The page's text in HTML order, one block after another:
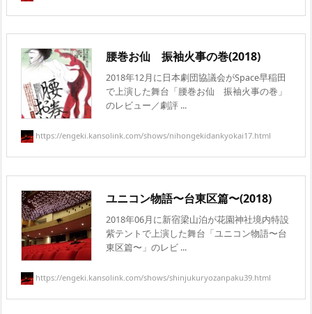
腰巻お仙 振袖火事の巻(2018)
2018年12月に日本劇団協議会がSpace早稲田
で上演した舞台「腰巻お仙 振袖火事の巻」
のレビュー／劇評 ...
https://engeki.kansolink.com/shows/nihongekidankyokai17.html
ユニコン物語〜台東区篇〜(2018)
2018年06月に新宿梁山泊が花園神社境内特設
紫テントで上演した舞台「ユニコン物語〜台
東区篇〜」のレビ ...
https://engeki.kansolink.com/shows/shinjukuryozanpaku39.html